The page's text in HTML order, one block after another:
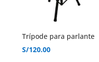
Trípode para parlante
S/120.00